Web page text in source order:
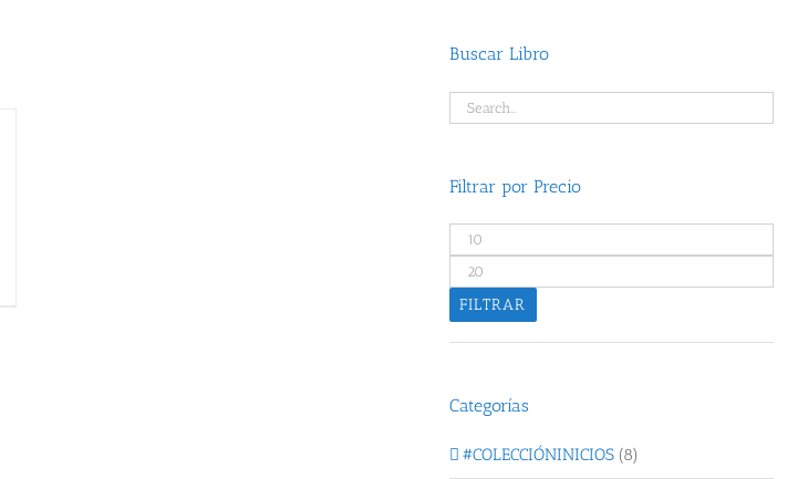
Buscar Libro
Filtrar por Precio
Precio
mínimo
Precio
máximo
FILTRAR
Categorías
#COLECCIÓNINICIOS (8)